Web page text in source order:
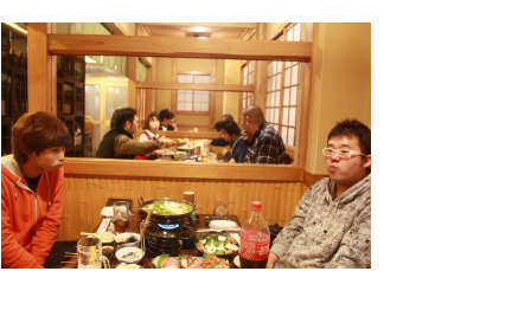
e
b
o
t
t
e
e